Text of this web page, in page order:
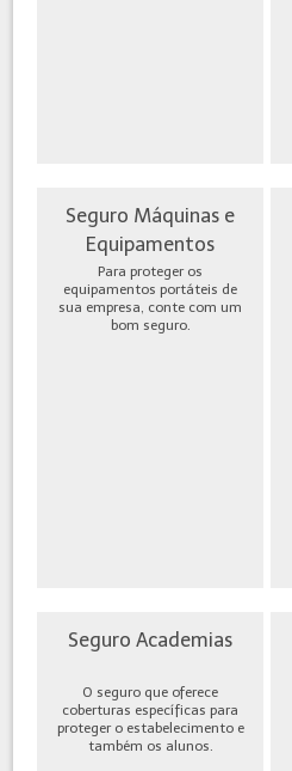
Seguro Máquinas e
Equipamentos
Para proteger os
equipamentos portáteis de
sua empresa, conte com um
bom seguro.
Seguro Academias
O seguro que oferece
coberturas específicas para
proteger o estabelecimento e
também os alunos.